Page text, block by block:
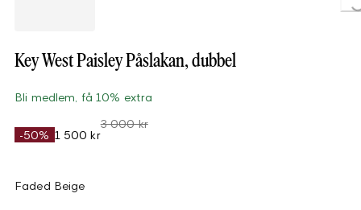
Key West Paisley Påslakan, dubbel
Bli medlem, få 10% extra
-50% 1 500 kr
3 000 kr
Faded Beige